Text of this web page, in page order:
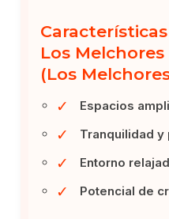
Los
(Los
✓ Espacios
✓ Tranquilidad y
✓ Entorno
✓ Potencial de